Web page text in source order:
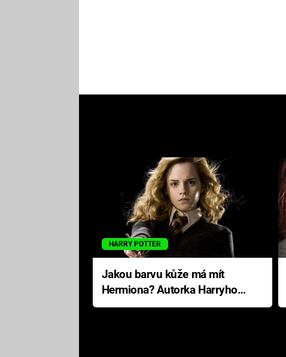
HARRY POTTER
Jakou barvu kůže má mít
Hermiona? Autorka Harryho
Pottera přišla s ráznou